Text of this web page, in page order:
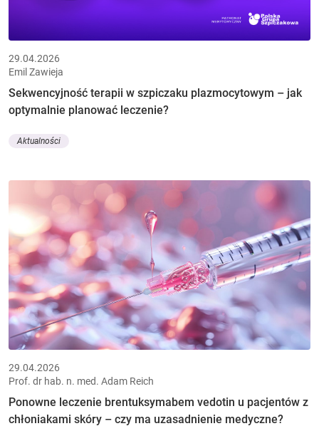
29.04.2026
Emil Zawieja
Sekwencyjność terapii w szpiczaku plazmocytowym – jak
optymalnie planować leczenie?
Aktualności
29.04.2026
Prof. dr hab. n. med. Adam Reich
Ponowne leczenie brentuksymabem vedotin u pacjentów z
chłoniakami skóry – czy ma uzasadnienie medyczne?